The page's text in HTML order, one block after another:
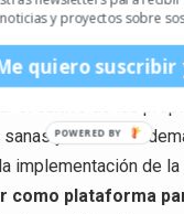
la creadora de este
quepretende
de la ciudad en
y de KM.0
implementación de la
como plataforma
y proyectos sobre
quiero suscribir